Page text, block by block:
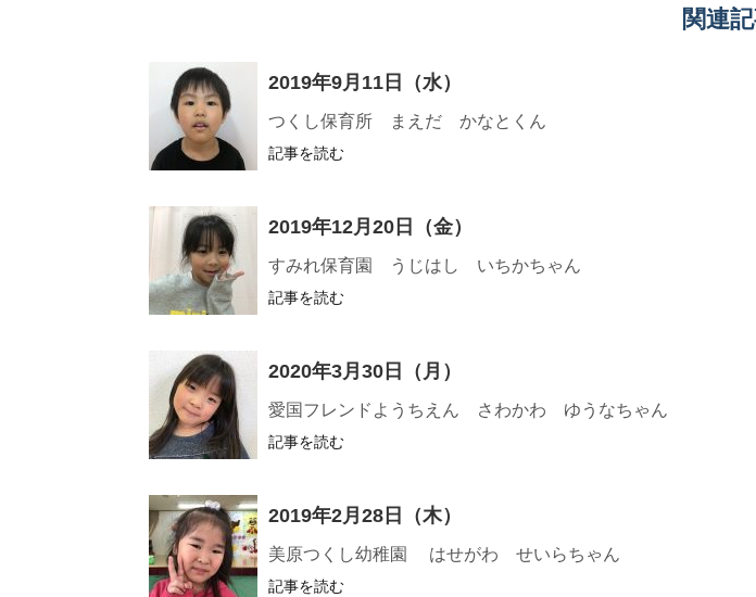
関連
2019年9月11日（水）
つくし保育所 まえだ かなとくん
記事を読む
2019年12月20日（金）
すみれ保育園 うじはし いちかちゃん
記事を読む
2020年3月30日（月）
愛国フレンドようちえん さわかわ ゆうなちゃん
記事を読む
2019年2月28日（木）
美原つくし幼稚園 はせがわ せいらちゃん
記事を読む